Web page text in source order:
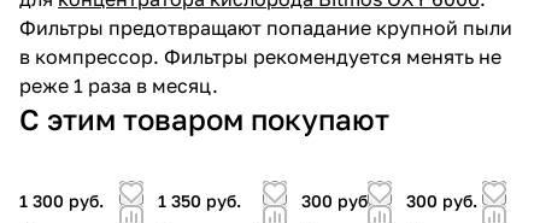
Фильтры предотвращают попадание крупной пыли
в компрессор. Фильтры рекомендуется менять не
реже 1 раза в месяц.
С этим товаром покупают
1 300 руб.
1 350 руб.
300 руб.
300 руб.